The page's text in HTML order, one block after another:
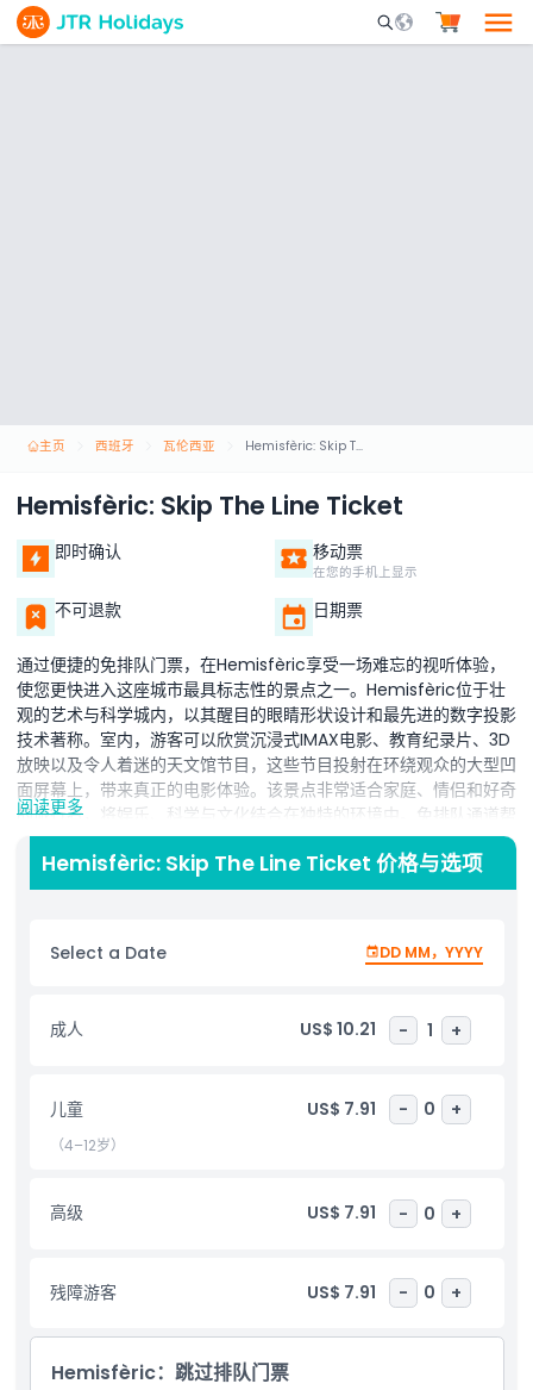
Mobile Search
主页 西班牙 瓦伦西亚 Hemisfèric: Skip The Line Ticket
Hemisfèric: Skip The Line Ticket
即时确认 移动票
在您的手机上显示
不可退款 日期票
通过便捷的免排队门票，在Hemisfèric享受一场难忘的视听体验，
使您更快进入这座城市最具标志性的景点之一。Hemisfèric位于壮
观的艺术与科学城内，以其醒目的眼睛形状设计和最先进的数字投影
技术著称。室内，游客可以欣赏沉浸式IMAX电影、教育纪录片、3D
放映以及令人着迷的天文馆节目，这些节目投射在环绕观众的大型凹
面屏幕上，带来真正的电影体验。该景点非常适合家庭、情侣和好奇
的旅行者，将娱乐、科学与文化结合在独特的环境中。免排队通道帮
您节省时间，避免长时间排队，让您充分利用游览时间。无论您是在
探索太空、自然还是水下世界的奇观，每场演出都呈现令人印象深刻
的视觉和声音效果，旨在吸引各年龄层的游客。参观Hemisfèric是
趣的难忘结合。
儿童成人政策
需要了解的事项
取消政策
阅读更多
Hemisfèric: Skip The Line Ticket 价格与选项
Select a Date DD MM，YYYY
成人 US$ 10.21 - 1 +
儿童 US$ 7.91 - 0 +
（4–12岁）
高级 US$ 7.91 - 0 +
残障游客 US$ 7.91 - 0 +
Hemisfèric：跳过排队门票